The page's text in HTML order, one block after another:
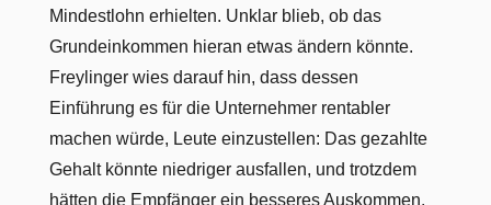
Mindestlohn erhielten. Unklar blieb, ob das
Grundeinkommen hieran etwas ändern könnte.
Freylinger wies darauf hin, dass dessen
Einführung es für die Unternehmer rentabler
machen würde, Leute einzustellen: Das gezahlte
Gehalt könnte niedriger ausfallen, und trotzdem
hätten die Empfänger ein besseres Auskommen.